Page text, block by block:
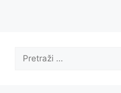
Pretraži: